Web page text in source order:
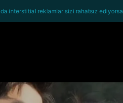
interstitial reklamlar sizi rahatsız ediyorsa